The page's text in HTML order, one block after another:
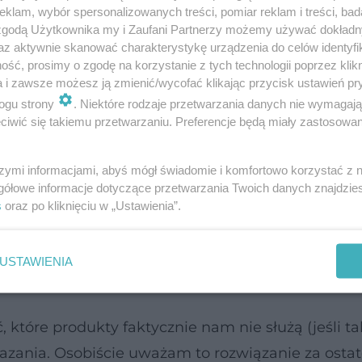
przypadkach, gdy proces
go alergie i nietolerancje pokarmowe. U
dobre rezultaty przy nasilonych objawach i
na całe życie – po wyciszeniu procesu
i szczelność jelit ponownie stopniowo
które produkty faktycznie nam nie służą (jeśli
Osobiście uważam to rozwiązanie za
wybór spersonalizowanych treści, pomiar reklam i treści,
Użytkownika my i Zaufani Partnerzy możemy używać
aktywnie skanować charakterystykę urządzenia do celów
prosimy o zgodę na korzystanie z tych technologii poprzez
i zawsze możesz ją zmienić/wycofać klikając przycisk ustawień
strony
. Niektóre rodzaje przetwarzania danych nie
się takiemu przetwarzaniu. Preferencje będą miały
informacjami, abyś mógł świadomie i komfortowo korzystać z
informacje dotyczące przetwarzania Twoich danych
oraz po kliknięciu w „Ustawienia”.
USTAWIENIA